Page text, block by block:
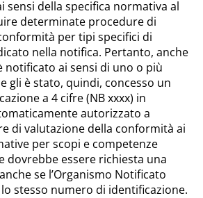
sensi della specifica normativa al
determinate procedure di
per tipi specifici di
nella notifica. Pertanto, anche
notificato ai sensi di uno o più
gli è stato, quindi, concesso un
a 4 cifre (NB xxxx) in
autorizzato a
di valutazione della conformità ai
per scopi e competenze
dovrebbe essere richiesta una
se l’Organismo Notificato
stesso numero di identificazione.